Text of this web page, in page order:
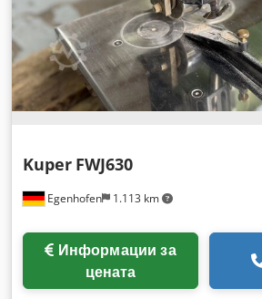
Egenhofen 1.113 km
Kuper FWJ630
цената